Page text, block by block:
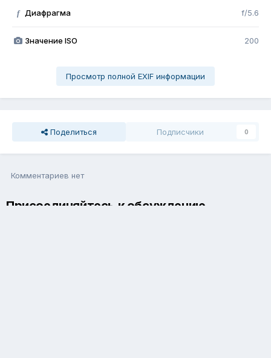
f Диафрагма f/5.6
Значение ISO 200
Просмотр полной EXIF информации
Поделиться Подписчики 0
Комментариев нет
Присоединяйтесь к обсуждению